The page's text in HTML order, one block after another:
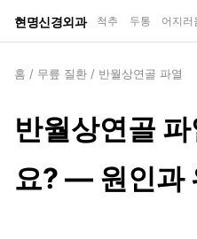
현명신경외과 척추 두통 어지러
홈 / 무릎 질환 / 반월상연골 파열
반월상연골
요? — 원인과